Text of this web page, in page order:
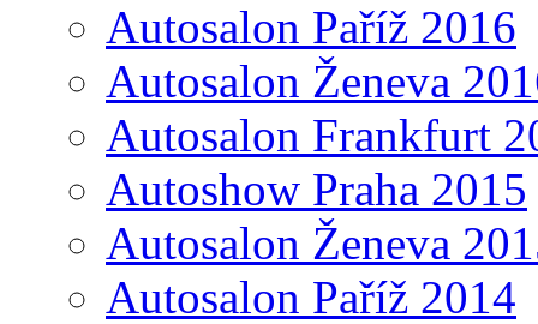
Autosalon Paříž 2016
Autosalon Ženeva
Autosalon Frankfurt
Autoshow Praha 2015
Autosalon Ženeva
Autosalon Paříž 2014